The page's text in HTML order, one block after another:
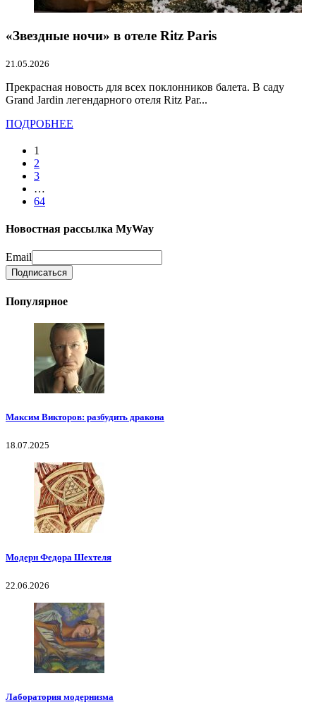
«Звездные ночи» в отеле Ritz Paris
21.05.2026
Прекрасная новость для всех поклонников балета. В саду
Grand Jardin легендарного отеля Ritz Par...
ПОДРОБНЕЕ
1
2
3
…
64
Новостная рассылка MyWay
Email
Популярное
Максим Викторов: разбудить дракона
18.07.2025
Модерн Федора Шехтеля
22.06.2026
Лаборатория модернизма